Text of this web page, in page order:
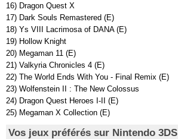
16) Dragon Quest X
17) Dark Souls Remastered (E)
18) Ys VIII Lacrimosa of DANA (E)
19) Hollow Knight
20) Megaman 11 (E)
21) Valkyria Chronicles 4 (E)
22) The World Ends With You - Final Remix (E)
23) Wolfenstein II : The New Colossus
24) Dragon Quest Heroes I-II (E)
25) Megaman X Collection (E)
Vos jeux préférés sur Nintendo 3DS